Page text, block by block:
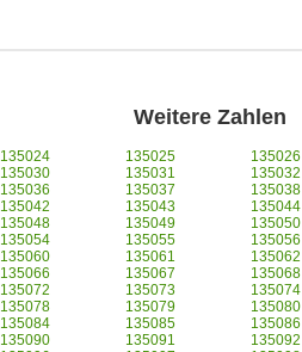
Weitere Zahlen
135024 135025 135026
135030 135031 135032
135036 135037 135038
135042 135043 135044
135048 135049 135050
135054 135055 135056
135060 135061 135062
135066 135067 135068
135072 135073 135074
135078 135079 135080
135084 135085 135086
135090 135091 135092